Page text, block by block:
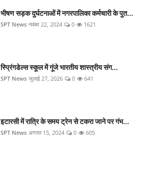
भीषण सड़क दुर्घटनाओं में नगरपालिका कर्मचारी के पुत...
SPT News नवंबर 22, 2024 0 1621
स्प्रिंगडेल्स स्कूल में गूंजे भारतीय शास्त्रीय संग...
SPT News जुलाई 27, 2026 0 641
इटारसी में रात्रि के समय ट्रेन से टकरा जाने पर गंभ...
SPT News अगस्त 15, 2024 0 605